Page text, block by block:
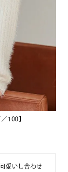
100】
愛いし合わせ